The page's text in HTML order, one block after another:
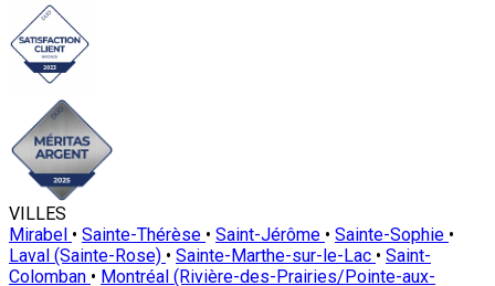
VILLES
Mirabel • Sainte-Thérèse • Saint-Jérôme • Sainte-Sophie •
Laval (Sainte-Rose) • Sainte-Marthe-sur-le-Lac • Saint-
Colomban • Montréal (Rivière-des-Prairies/Pointe-aux-